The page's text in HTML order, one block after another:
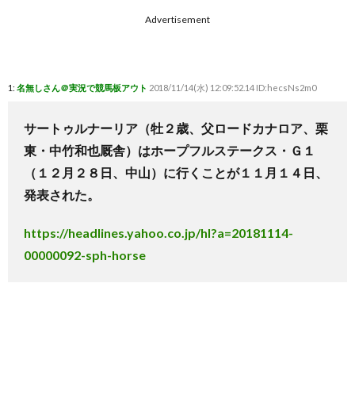
Advertisement
1: 名無しさん＠実況で競馬板アウト 2018/11/14(水) 12:09:52.14 ID:hecsNs2m0
サートゥルナーリア（牡２歳、父ロードカナロア、栗
東・中竹和也厩舎）はホープフルステークス・Ｇ１
（１２月２８日、中山）に行くことが１１月１４日、
発表された。
https://headlines.yahoo.co.jp/hl?a=20181114-
00000092-sph-horse